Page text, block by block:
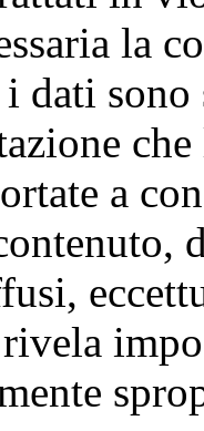
la
dati sono
a